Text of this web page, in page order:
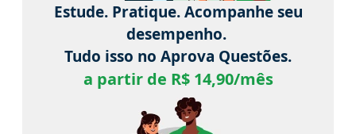
Estude. Pratique. Acompanhe seu
desempenho.
Tudo isso no Aprova Questões.
a partir de R$ 14,90/mês